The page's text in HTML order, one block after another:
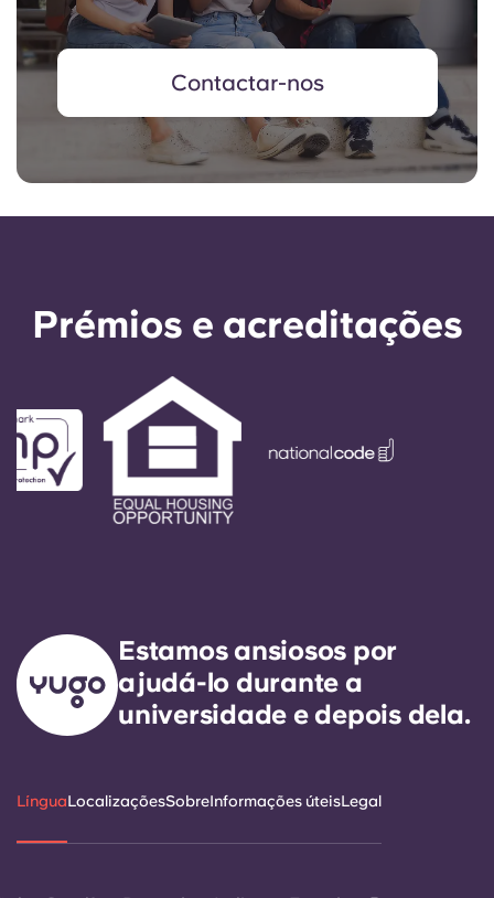
Contactar-nos
Prémios e acreditações
Estamos ansiosos por
ajudá-lo durante a
universidade e depois dela.
LínguaLocalizaçõesSobreInformações úteisLegal